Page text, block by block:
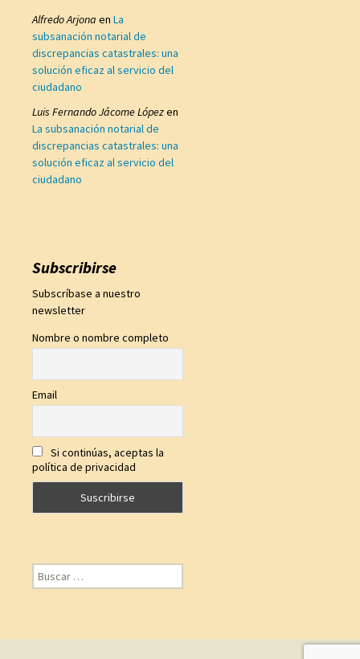
Alfredo Arjona en La
subsanación notarial de
discrepancias catastrales: una
solución eficaz al servicio del
ciudadano
Luis Fernando Jácome Lópezen
La subsanación notarial de
discrepancias catastrales: una
solución eficaz al servicio del
ciudadano
Subscribirse
Subscríbase a nuestro
newsletter
Nombre o nombre completo
Email
Si continúas, aceptas la
política de privacidad
Buscar: